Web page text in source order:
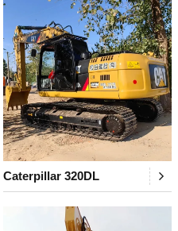
Caterpillar 320DL